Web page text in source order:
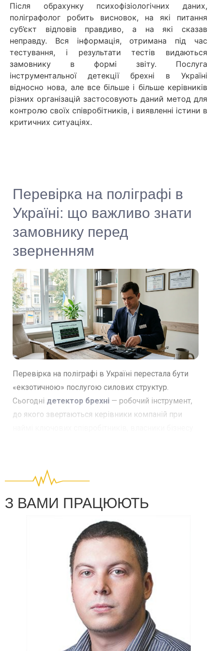
Після обрахунку психофізіологічних даних,
поліграфолог робить висновок, на які питання
суб’єкт відповів правдиво, а на які сказав
неправду. Вся інформація, отримана під час
тестування, і результати тестів видаються
замовнику в формі звіту. Послуга
інструментальної детекції брехні в Україні
відносно нова, але все більше і більше керівників
різних організацій застосовують даний метод для
контролю своїх співробітників, і виявленні істини в
критичних ситуаціях.
Перевірка на поліграфі в
Україні: що важливо знати
замовнику перед
зверненням
Перевірка на поліграфі в Україні перестала бути
«екзотичною» послугою силових структур.
Сьогодні детектор брехні — робочий інструмент,
до якого звертаються керівники компаній при
вирішення особистих конфліктів. Попит на послугу
зростає щороку, але у більшості потенційних
замовників залишається чимало запитань: як
насправді проходить процедура, що впливає на
точність результату, які існують обмеження,
наскільки висновки експерта застосовні в
реальних рішеннях.
Цей матеріал — розширений практичний гід для
пройти поліграф в Україні
направити на перевірку іншу людину. Ми
об'єднали в одному тексті наукову основу методу,
покроковий опис того, що відбувається під час
тесту, вимоги до підготовки, протипоказання,
З ВАМИ ПРАЦЮЮТЬ